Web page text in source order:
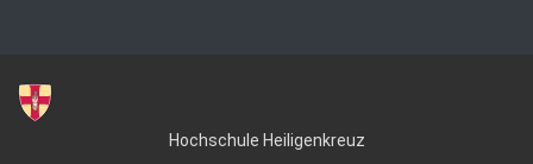
Hochschule Heiligenkreuz